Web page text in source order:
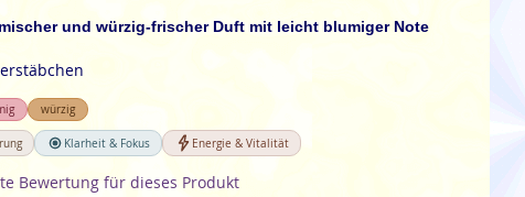
und würzig-frischer Duft mit leicht blumiger Note
würzig
Klarheit & Fokus Energie & Vitalität
Bewertung für dieses Produkt